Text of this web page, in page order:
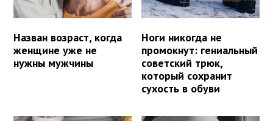
Назван возраст, когда
женщине уже не
нужны мужчины
Ноги никогда не
промокнут: гениальный
советский трюк,
который сохранит
сухость в обуви